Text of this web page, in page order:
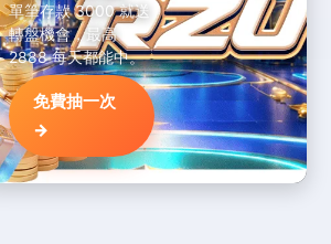
單筆存款 3000 就送
轉盤機會，最高
2888 每天都能中。
免費抽一次
→